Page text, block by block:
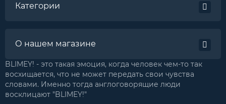
Категории
О нашем магазине
BLIMEY! - это такая эмоция, когда человек чем-то так
восхищается, что не может передать свои чувства
словами. Именно тогда англоговорящие люди
восклицают "BLIMEY!"